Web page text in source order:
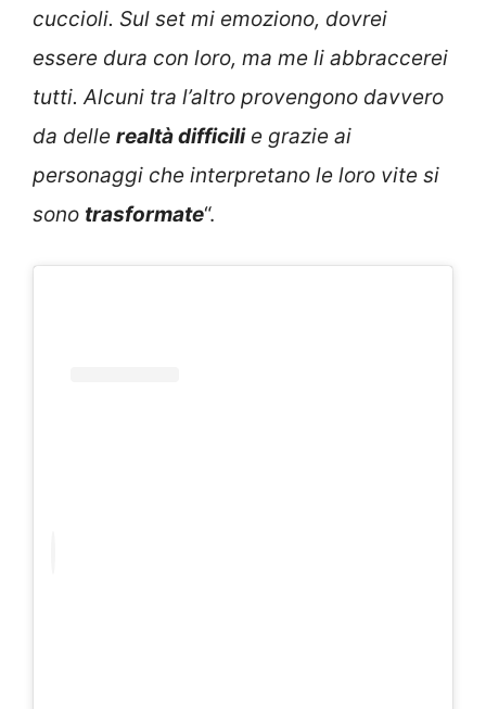
cuccioli. Sul set mi emoziono, dovrei
essere dura con loro, ma me li abbraccerei
tutti. Alcuni tra l’altro provengono davvero
da delle realtà difficilie grazie ai
personaggi che interpretano le loro vite si
sono trasformate“.